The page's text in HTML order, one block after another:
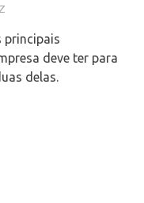
principais
deve ter para
delas.